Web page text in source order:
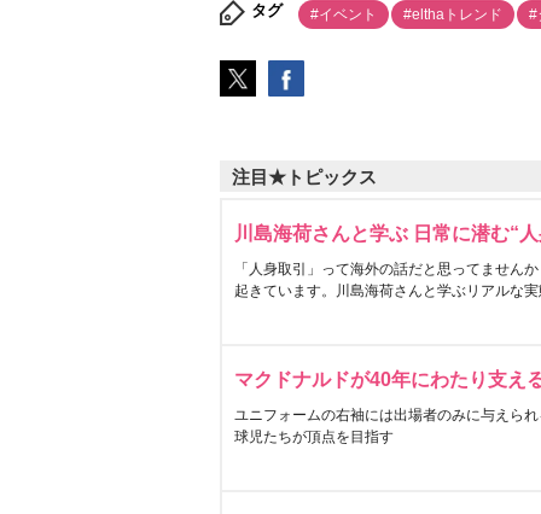
タグ #イベント #elthaトレンド #
注目★トピックス
川島海荷さんと学ぶ 日常に潜む“
「人身取引」って海外の話だと思ってません
起きています。川島海荷さんと学ぶリアルな
マクドナルドが40年にわたり支え
ユニフォームの右袖には出場者のみに与えら
球児たちが頂点を目指す